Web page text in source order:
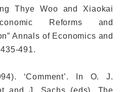
Thye Woo and Xiaokai
Reforms and
Annals of Economics and
491.
‘Comment’. In O. J.
and J. Sachs (eds), The